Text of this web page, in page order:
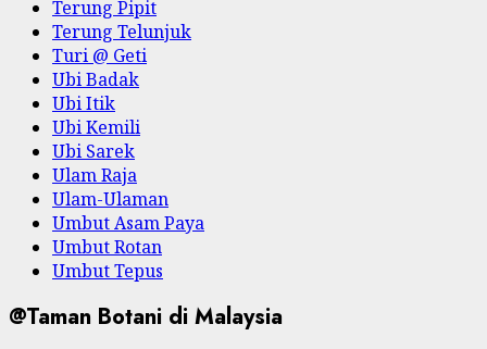
Terung Pipit
Terung Telunjuk
Turi @ Geti
Ubi Badak
Ubi Itik
Ubi Kemili
Ubi Sarek
Ulam Raja
Ulam-Ulaman
Umbut Asam Paya
Umbut Rotan
Umbut Tepus
@Taman Botani di Malaysia